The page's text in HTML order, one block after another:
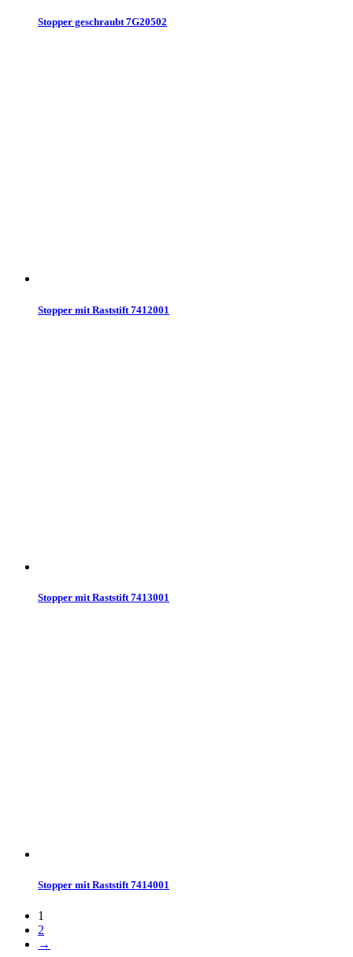
Stopper geschraubt 7G20502
Stopper mit Raststift 7412001
Stopper mit Raststift 7413001
Stopper mit Raststift 7414001
1
2
→